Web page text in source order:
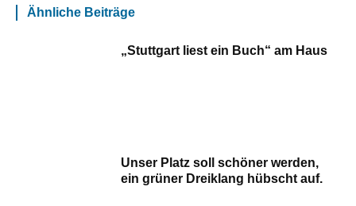
Ähnliche Beiträge
„Stuttgart liest ein Buch“ am Haus
Unser Platz soll schöner werden,
ein grüner Dreiklang hübscht auf.